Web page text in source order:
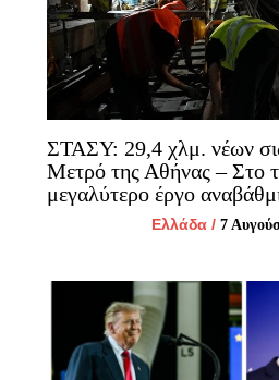
ΣΤΑΣΥ: 29,4 χλμ. νέων
Μετρό της Αθήνας – Στο
μεγαλύτερο έργο
Ελλάδα/ 7